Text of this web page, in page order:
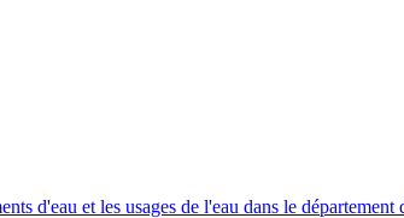
d'eau et les usages de l'eau dans le